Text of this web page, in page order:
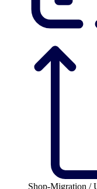
Shop-Migration /